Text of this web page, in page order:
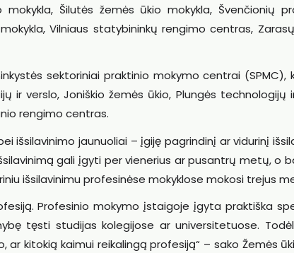
Šilutės žemės ūkio mokykla, Švenčionių
Vilniaus statybininkų rengimo centras,
sektoriniai praktinio mokymo centrai (SPMC),
ir verslo, Joniškio žemės ūkio, Plungės technologijų
rengimo centras.
išsilavinimo jaunuoliai – įgiję pagrindinį ar vidurinį
gali įgyti per vienerius ar pusantrų metų, o
išsilavinimu profesinėse mokyklose mokosi trejus
Profesinio mokymo įstaigoje įgyta praktiška
tęsti studijas kolegijose ar universitetuose.
ar kitokią kaimui reikalingą profesiją“ – sako Žemės